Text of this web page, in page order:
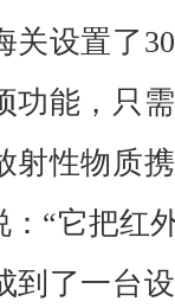
关设置了
功能，只
射性物质
“它把红
到了一台